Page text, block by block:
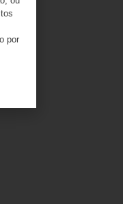
por